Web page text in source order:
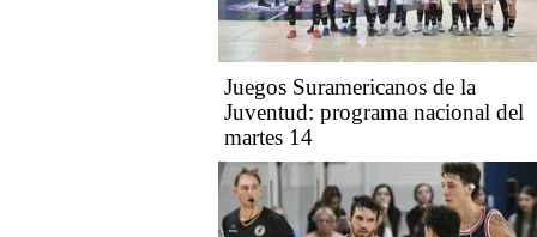
Juegos Suramericanos de la
Juventud: programa nacional del
martes 14